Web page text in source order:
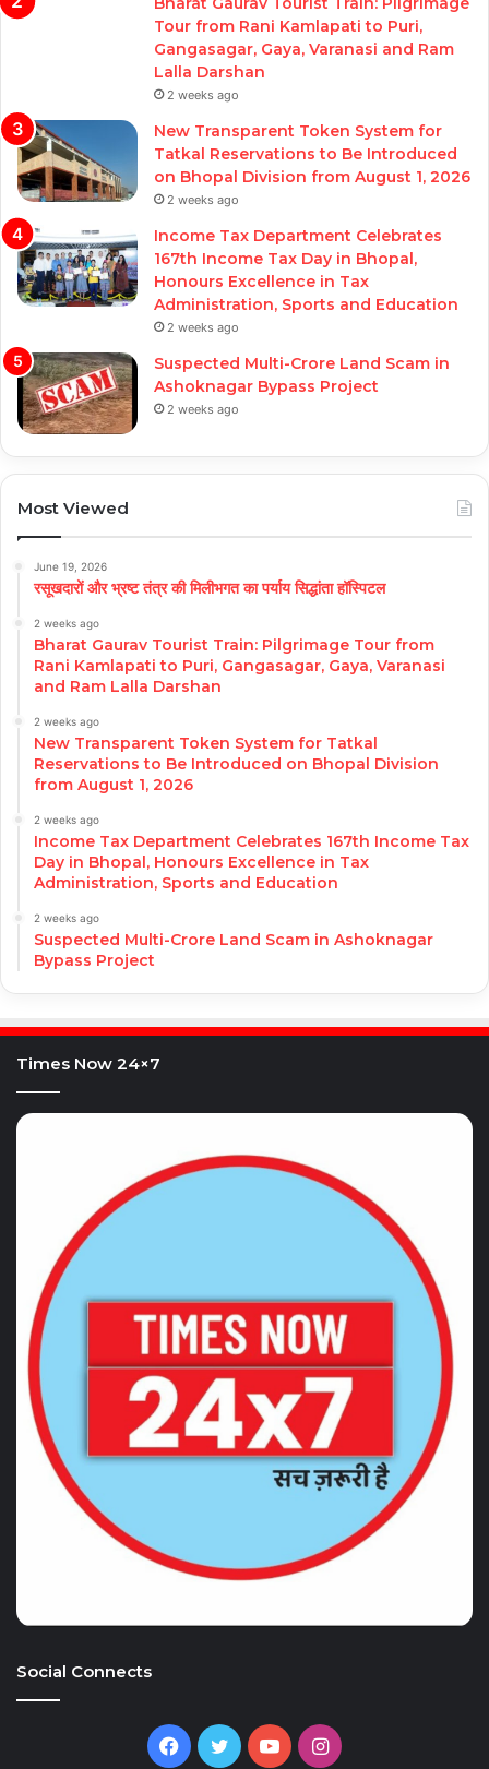
Tour from Rani Kamlapati to Puri,
Gangasagar, Gaya, Varanasi and Ram
Lalla Darshan
2 weeks ago
New Transparent Token System for
Tatkal Reservations to Be Introduced
on Bhopal Division from August 1, 2026
2 weeks ago
Income Tax Department Celebrates
167th Income Tax Day in Bhopal,
Honours Excellence in Tax
Administration, Sports and Education
2 weeks ago
Suspected Multi-Crore Land Scam in
Ashoknagar Bypass Project
2 weeks ago
Most Viewed
June 19, 2026
रसूखदारों और भ्रष्ट तंत्र की मिलीभगत का पर्याय सिद्धांता हॉस्पिटल
2 weeks ago
Bharat Gaurav Tourist Train: Pilgrimage Tour from
Rani Kamlapati to Puri, Gangasagar, Gaya, Varanasi
and Ram Lalla Darshan
2 weeks ago
New Transparent Token System for Tatkal
Reservations to Be Introduced on Bhopal Division
from August 1, 2026
2 weeks ago
Income Tax Department Celebrates 167th Income Tax
Day in Bhopal, Honours Excellence in Tax
Administration, Sports and Education
2 weeks ago
Suspected Multi-Crore Land Scam in Ashoknagar
Bypass Project
Times Now 24×7
Social Connects
Facebook
TwitterYouTubeInstagram